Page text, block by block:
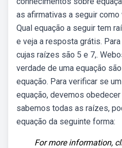
as afirmativas a seguir
Qual equação a seguir tem
e veja a resposta grátis.
cujas raízes são 5 e 7,.
verdade de uma equação
equação. Para verificar se
equação, devemos
sabemos todas as raízes,
equação da seguinte forma:
For more information,